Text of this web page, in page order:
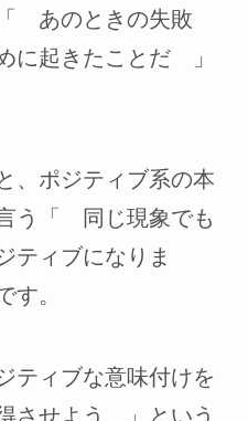
あのときの失敗
に起きたことだ 」
、ポジティブ系の本
う「 同じ現象でも
ティブになりま
。
ティブな意味付けを
させよう 」という